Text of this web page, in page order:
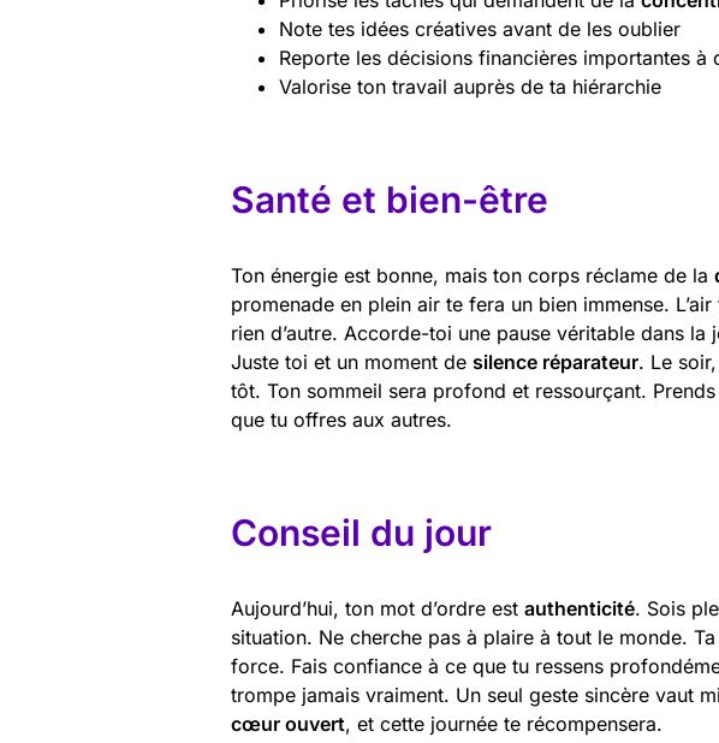
Note tes idées créatives avant de les oublier
Reporte les décisions financières importantes à
Valorise ton travail auprès de ta hiérarchie
Santé et bien-être
Ton énergie est bonne, mais ton corps réclame de la
promenade en plein air te fera un bien immense.
rien d’autre. Accorde-toi une pause véritable dans la
Juste toi et un moment de silence réparateur. Le
tôt. Ton sommeil sera profond et ressourçant.
que tu offres aux autres.
Conseil du jour
Aujourd’hui, ton mot d’ordre est authenticité. Sois
situation. Ne cherche pas à plaire à tout le monde.
force. Fais confiance à ce que tu ressens
trompe jamais vraiment. Un seul geste sincère vaut
cœur ouvert, et cette journée te récompensera.